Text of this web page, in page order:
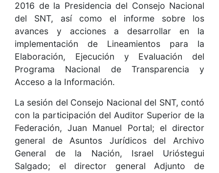
2016 de la Presidencia del Consejo Nacional
del SNT, así como el informe sobre los
avances y acciones a desarrollar en la
implementación de Lineamientos para la
Elaboración, Ejecución y Evaluación del
Programa Nacional de Transparencia y
Acceso a la Información.
La sesión del Consejo Nacional del SNT, contó
con la participación del Auditor Superior de la
Federación, Juan Manuel Portal; el director
general de Asuntos Jurídicos del Archivo
General de la Nación, Israel Urióstegui
Salgado; el director general Adjunto de